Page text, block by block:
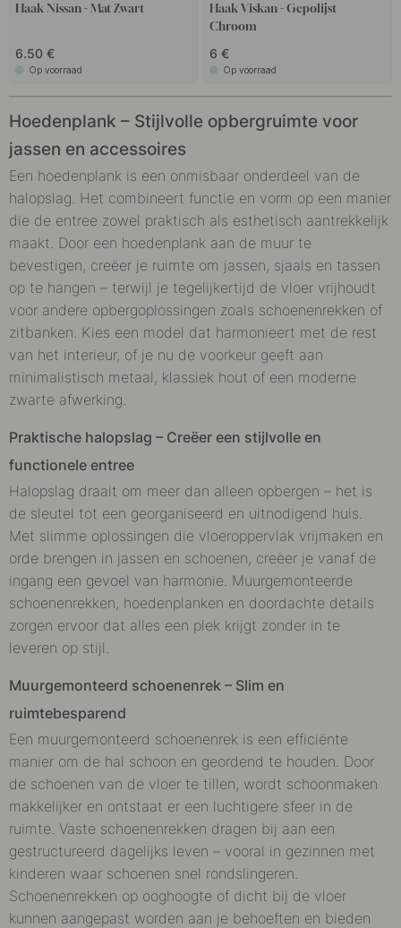
Haak Nissan - Mat Zwart
6.50 €
Op voorraad
Haak Viskan - Gepolijst
Chroom
6 €
Op voorraad
Hoedenplank – Stijlvolle opbergruimte voor
jassen en accessoires
Een hoedenplank is een onmisbaar onderdeel van de
halopslag. Het combineert functie en vorm op een manier
die de entree zowel praktisch als esthetisch aantrekkelijk
maakt. Door een hoedenplank aan de muur te
bevestigen, creëer je ruimte om jassen, sjaals en tassen
op te hangen – terwijl je tegelijkertijd de vloer vrijhoudt
voor andere opbergoplossingen zoals schoenenrekken of
zitbanken. Kies een model dat harmonieert met de rest
van het interieur, of je nu de voorkeur geeft aan
minimalistisch metaal, klassiek hout of een moderne
zwarte afwerking.
Praktische halopslag – Creëer een stijlvolle en
functionele entree
Halopslag draait om meer dan alleen opbergen – het is
de sleutel tot een georganiseerd en uitnodigend huis.
Met slimme oplossingen die vloeroppervlak vrijmaken en
orde brengen in jassen en schoenen, creëer je vanaf de
ingang een gevoel van harmonie. Muurgemonteerde
schoenenrekken, hoedenplanken en doordachte details
zorgen ervoor dat alles een plek krijgt zonder in te
leveren op stijl.
Muurgemonteerd schoenenrek – Slim en
ruimtebesparend
Een muurgemonteerd schoenenrek is een efficiënte
manier om de hal schoon en geordend te houden. Door
de schoenen van de vloer te tillen, wordt schoonmaken
makkelijker en ontstaat er een luchtigere sfeer in de
ruimte. Vaste schoenenrekken dragen bij aan een
gestructureerd dagelijks leven – vooral in gezinnen met
kinderen waar schoenen snel rondslingeren.
Schoenenrekken op ooghoogte of dicht bij de vloer
kunnen aangepast worden aan je behoeften en bieden